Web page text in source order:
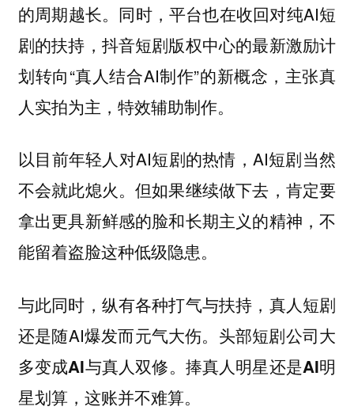
的周期越长。同时，平台也在收回对纯AI短
剧的扶持，抖音短剧版权中心的最新激励计
划转向“真人结合AI制作”的新概念，主张真
人实拍为主，特效辅助制作。
以目前年轻人对AI短剧的热情，AI短剧当然
不会就此熄火。但如果继续做下去，肯定要
拿出更具新鲜感的脸和长期主义的精神，不
能留着盗脸这种低级隐患。
与此同时，纵有各种打气与扶持，真人短剧
还是随AI爆发而元气大伤。 头部短剧公司大
多变成AI与真人双修。捧真人明星还是AI明
星划算，这账并不难算。